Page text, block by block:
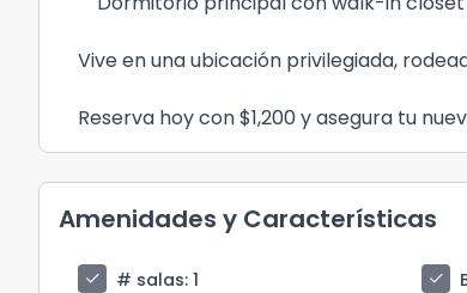
Vive en una ubicación privilegiada,
Reserva hoy con $1,200 y asegura tu
Amenidades y Características
check # salas: 1 check